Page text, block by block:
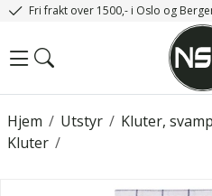
Fri frakt over 1500,- i Oslo og
/
Hjem /
Utstyr
Kluter,
/
Kluter